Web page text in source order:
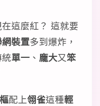
這麼紅？ 這就要
裝置多到爆炸，
單一 、 龐大又笨
配上翎雀這種輕